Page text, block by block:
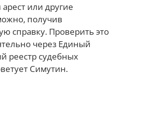
или другие
получив
справку. Проверить это
через Единый
реестр судебных
Симутин.